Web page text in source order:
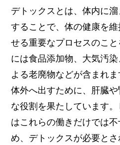
デトックスとは、体内に
することで、体の健康を
せる重要なプロセスのこ
には食品添加物、大気汚
よる老廃物などが含まれ
体外へ出すために、肝臓
な役割を果たしています
はこれらの働きだけでは
め、デトックスが必要とさ